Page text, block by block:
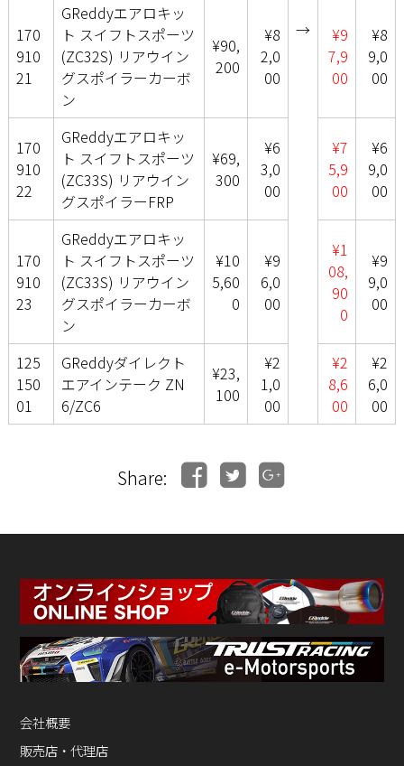
→
170
910
21
GReddyエアロキッ
ト スイフトスポーツ
(ZC32S) リアウイン
グスポイラーカーボ
ン
¥90,
200
¥8
2,0
00
¥9
7,9
00
¥8
9,0
00
170
910
22
GReddyエアロキッ
ト スイフトスポーツ
(ZC33S) リアウイン
グスポイラーFRP
¥69,
300
¥6
3,0
00
¥7
5,9
00
¥6
9,0
00
170
910
23
GReddyエアロキッ
ト スイフトスポーツ
(ZC33S) リアウイン
グスポイラーカーボ
ン
¥10
5,60
0
¥9
6,0
00
¥1
08,
90
0
¥9
9,0
00
125
150
01
GReddyダイレクト
エアインテーク ZN
6/ZC6
¥23,
100
¥2
1,0
00
¥2
8,6
00
¥2
6,0
00
Share:
会社概要
販売店・代理店